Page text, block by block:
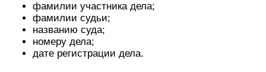
фамилии участника дела;
фамилии судьи;
названию суда;
номеру дела;
дате регистрации дела.